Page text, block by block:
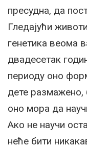
пресудна, да
Гледајући
генетика веома
двадесетак
периоду оно
дете размажено,
оно мора да
Ако не научи
неће бити